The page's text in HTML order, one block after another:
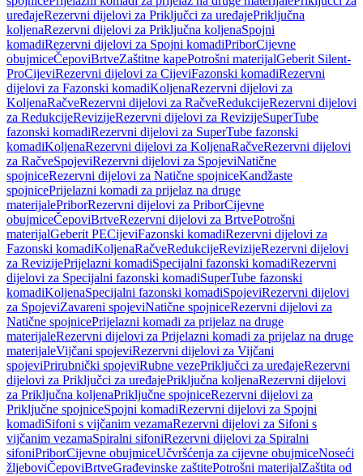
uređajeRezervni dijelovi za Priključci za uređajePriključna
koljenaRezervni dijelovi za Priključna koljenaSpojni
komadiRezervni dijelovi za Spojni komadiPriborCijevne
obujmiceČepoviBrtveZaštitne kapePotrošni materijalGeberit Silent-
ProCijeviRezervni dijelovi za CijeviFazonski komadiRezervni
dijelovi za Fazonski komadiKoljenaRezervni dijelovi za
KoljenaRačveRezervni dijelovi za RačveRedukcijeRezervni dijelovi
za RedukcijeRevizijeRezervni dijelovi za RevizijeSuperTube
fazonski komadiRezervni dijelovi za SuperTube fazonski
komadiKoljenaRezervni dijelovi za KoljenaRačveRezervni dijelovi
za RačveSpojeviRezervni dijelovi za SpojeviNatične
spojniceRezervni dijelovi za Natične spojniceKandžaste
spojnicePrijelazni komadi za prijelaz na druge
materijalePriborRezervni dijelovi za PriborCijevne
obujmiceČepoviBrtveRezervni dijelovi za BrtvePotrošni
materijalGeberit PECijeviFazonski komadiRezervni dijelovi za
Fazonski komadiKoljenaRačveRedukcijeRevizijeRezervni dijelovi
za RevizijePrijelazni komadiSpecijalni fazonski komadiRezervni
dijelovi za Specijalni fazonski komadiSuperTube fazonski
komadiKoljenaSpecijalni fazonski komadiSpojeviRezervni dijelovi
za SpojeviZavareni spojeviNatične spojniceRezervni dijelovi za
Natične spojnicePrijelazni komadi za prijelaz na druge
materijaleRezervni dijelovi za Prijelazni komadi za prijelaz na druge
materijaleVijčani spojeviRezervni dijelovi za Vijčani
spojeviPrirubnički spojeviRubne vezePriključci za uređajeRezervni
dijelovi za Priključci za uređajePriključna koljenaRezervni dijelovi
za Priključna koljenaPriključne spojniceRezervni dijelovi za
Priključne spojniceSpojni komadiRezervni dijelovi za Spojni
komadiSifoni s vijčanim vezamaRezervni dijelovi za Sifoni s
vijčanim vezamaSpiralni sifoniRezervni dijelovi za Spiralni
sifoniPriborCijevne obujmiceUčvršćenja za cijevne obujmiceNoseći
žljeboviČepoviBrtveGrađevinske zaštitePotrošni materijalZaštita od